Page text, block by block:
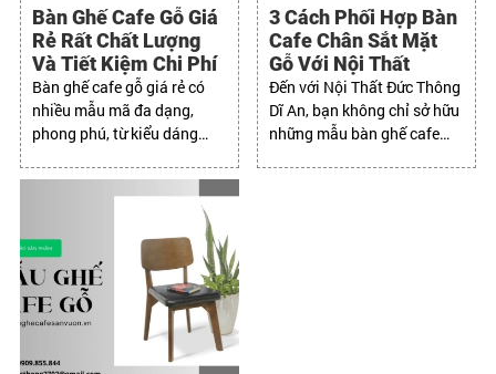
Bàn Ghế Cafe Gỗ Giá
Rẻ Rất Chất Lượng
Và Tiết Kiệm Chi Phí
Bàn ghế cafe gỗ giá rẻ có
nhiều mẫu mã đa dạng,
phong phú, từ kiểu dáng
phong cách hiện đại đến cổ
3 Cách Phối Hợp Bàn
Cafe Chân Sắt Mặt
Gỗ Với Nội Thất
Đến với Nội Thất Đức Thông
Dĩ An, bạn không chỉ sở hữu
những mẫu bàn ghế cafe